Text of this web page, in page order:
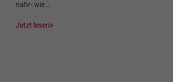
nahr- wie…
Jetzt lesen